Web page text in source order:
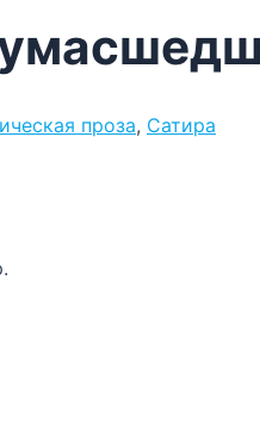
проза, Сатира